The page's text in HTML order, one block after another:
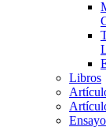
Libros